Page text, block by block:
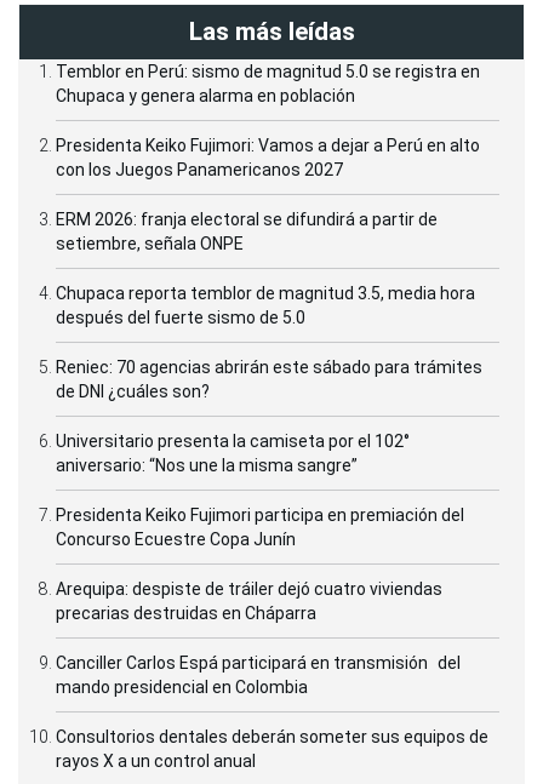
Las más leídas
Temblor en Perú: sismo de magnitud 5.0 se registra en
Chupaca y genera alarma en población
Presidenta Keiko Fujimori: Vamos a dejar a Perú en alto
con los Juegos Panamericanos 2027
ERM 2026: franja electoral se difundirá a partir de
setiembre, señala ONPE
Chupaca reporta temblor de magnitud 3.5, media hora
después del fuerte sismo de 5.0
Reniec: 70 agencias abrirán este sábado para trámites
de DNI ¿cuáles son?
Universitario presenta la camiseta por el 102°
aniversario: “Nos une la misma sangre”
Presidenta Keiko Fujimori participa en premiación del
Concurso Ecuestre Copa Junín
Arequipa: despiste de tráiler dejó cuatro viviendas
precarias destruidas en Cháparra
Canciller Carlos Espá participará en transmisión del
mando presidencial en Colombia
Consultorios dentales deberán someter sus equipos de
rayos X a un control anual